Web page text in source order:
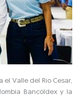
el Valle del Río Cesar,
Bancóldex y la